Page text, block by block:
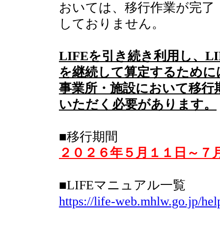
おいては、移行作業が完了
しておりません。
LIFEを引き続き利用し、
を継続して算定するために
事業所・施設において移
いただく必要があります。
■移行期間
２０２６年５月１１日～７
■LIFEマニュアル一覧
https://life-web.mhlw.go.jp/